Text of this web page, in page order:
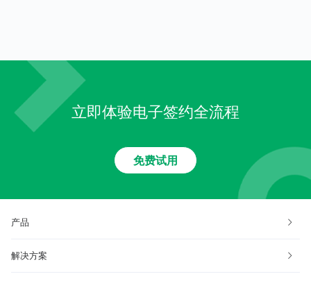
立即体验电子签约全流程
免费试用
产品
解决方案